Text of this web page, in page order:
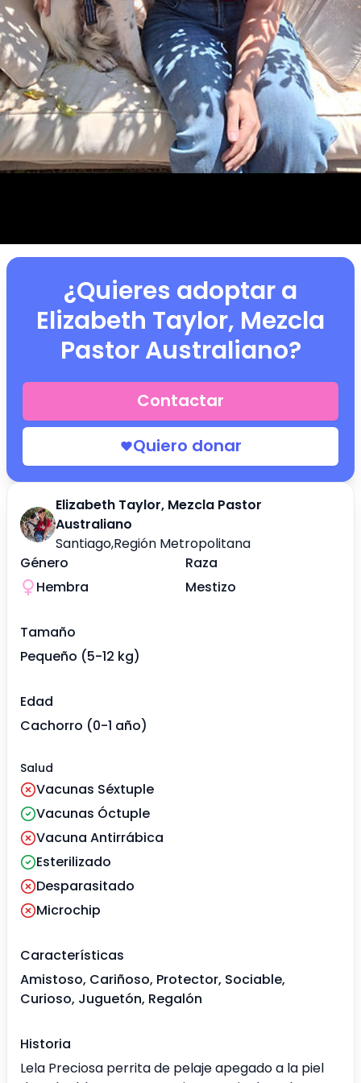
Elizabeth Taylor, Mezcla Pastor
Australiano
Santiago,Región Metropolitana
Género
Hembra
Raza
Mestizo
Tamaño
Pequeño (5-12 kg)
Edad
Cachorro (0-1 año)
Salud
Vacunas Séxtuple
Vacunas Óctuple
Vacuna Antirrábica
Esterilizado
Desparasitado
Microchip
Características
Amistoso, Cariñoso, Protector, Sociable,
Curioso, Juguetón, Regalón
Historia
Lela Preciosa perrita de pelaje apegado a la piel
¿Quieres adoptar a
Elizabeth Taylor, Mezcla
Pastor Australiano?
Contactar
Quiero donar